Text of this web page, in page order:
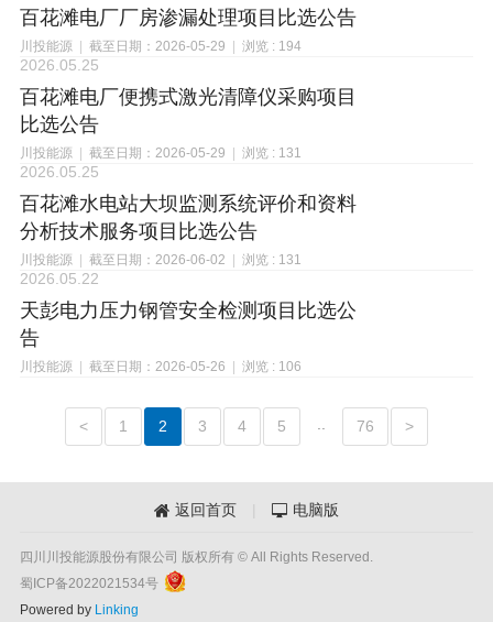
百花滩电厂厂房渗漏处理项目比选公告
川投能源 截至日期：2026-05-29 浏览 : 194
2026.05.25
百花滩电厂便携式激光清障仪采购项目
比选公告
川投能源 截至日期：2026-05-29 浏览 : 131
2026.05.25
百花滩水电站大坝监测系统评价和资料
分析技术服务项目比选公告
川投能源 截至日期：2026-06-02 浏览 : 131
2026.05.22
天彭电力压力钢管安全检测项目比选公
告
川投能源 截至日期：2026-05-26 浏览 : 106
< 1 2 3 4 5 76 >
 返回首页  电脑版
四川川投能源股份有限公司 版权所有 © All Rights Reserved.
蜀ICP备2022021534号
Powered by Linking